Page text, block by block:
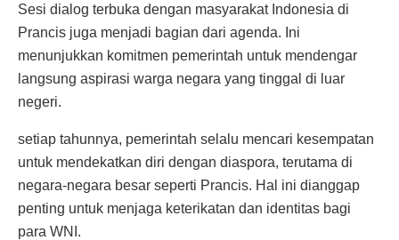
Sesi dialog terbuka dengan masyarakat Indonesia di
Prancis juga menjadi bagian dari agenda. Ini
menunjukkan komitmen pemerintah untuk mendengar
langsung aspirasi warga negara yang tinggal di luar
negeri.
setiap tahunnya, pemerintah selalu mencari kesempatan
untuk mendekatkan diri dengan diaspora, terutama di
negara-negara besar seperti Prancis. Hal ini dianggap
penting untuk menjaga keterikatan dan identitas bagi
para WNI.